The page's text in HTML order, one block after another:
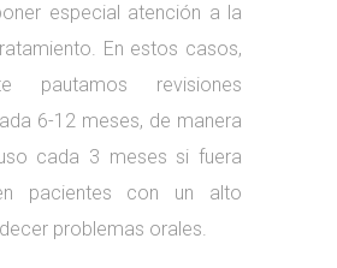
especial atención a la
En estos casos,
pautamos revisiones
6-12 meses, de manera
cada 3 meses si fuera
pacientes con un alto
problemas orales.